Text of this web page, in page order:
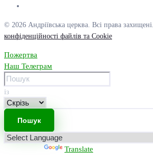
© 2026 Андріївська церква. Всі права захищені.
конфіденційності файлів та Cookie
Пожертва
Наш Телеграм
із
Translate